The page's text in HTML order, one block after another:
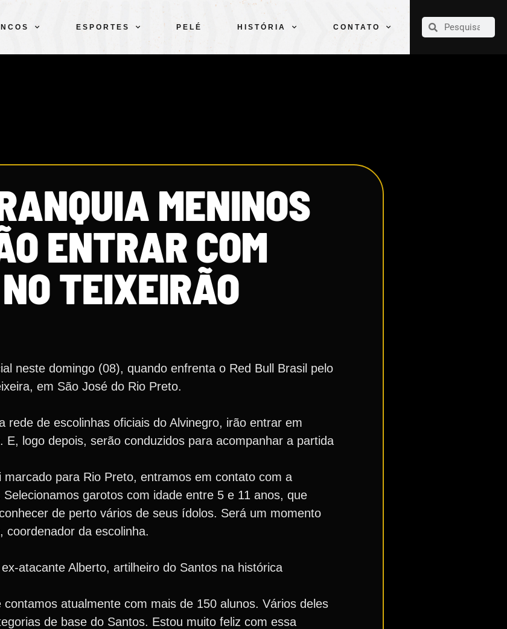
ESPORTES PELÉ HISTÓRIA CONTATO
CLUBE
MENINOS
ENTRAR COM
TEIXEIRÃO
neste domingo (08), quando enfrenta o Red Bull Brasil pelo
em São José do Rio Preto.
rede de escolinhas oficiais do Alvinegro, irão entrar em
logo depois, serão conduzidos para acompanhar a partida
para Rio Preto, entramos em contato com a
garotos com idade entre 5 e 11 anos, que
de perto vários de seus ídolos. Será um momento
coordenador da escolinha.
atacante Alberto, artilheiro do Santos na histórica
atualmente com mais de 150 alunos. Vários deles
de base do Santos. Estou muito feliz com essa